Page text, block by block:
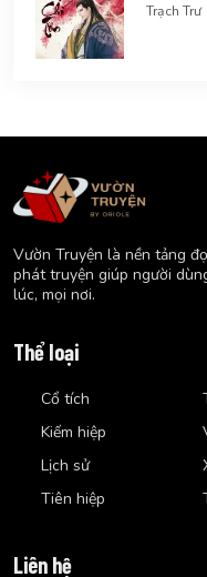
Trạch Trư
Vườn Truyện là nền tảng
phát truyện giúp người
lúc, mọi nơi.
Thể loại
Cổ tích
Kiếm hiệp
Lịch sử
Tiên hiệp
Liên hệ